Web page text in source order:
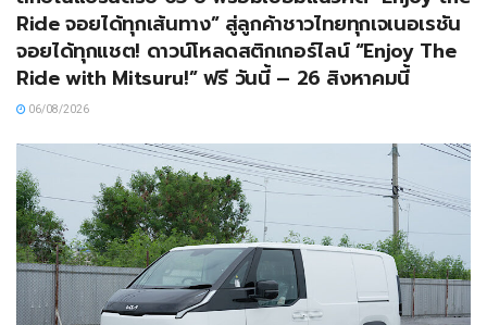
Ride จอยได้ทุกเส้นทาง” สู่ลูกค้าชาวไทยทุกเจเนอเรชัน
จอยได้ทุกแชต! ดาวน์โหลดสติกเกอร์ไลน์ “Enjoy The
Ride with Mitsuru!” ฟรี วันนี้ – 26 สิงหาคมนี้
06/08/2026